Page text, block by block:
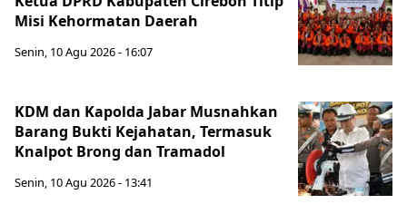
Misi Kehormatan Daerah
Senin, 10 Agu 2026 - 16:07
KDM dan Kapolda Jabar Musnahkan
Barang Bukti Kejahatan, Termasuk
Knalpot Brong dan Tramadol
Senin, 10 Agu 2026 - 13:41